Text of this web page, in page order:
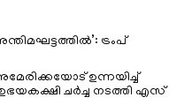
ട്രംപ്
ഉന്നയിച്ച്
ചർച്ച നടത്തി എസ്